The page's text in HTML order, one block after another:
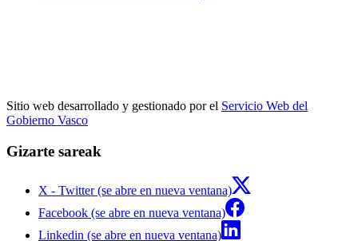
Sitio web desarrollado y gestionado por el Servicio Web del
Gobierno Vasco
Gizarte sareak
X - Twitter (se abre en nueva ventana)
Facebook (se abre en nueva ventana)
Linkedin (se abre en nueva ventana)